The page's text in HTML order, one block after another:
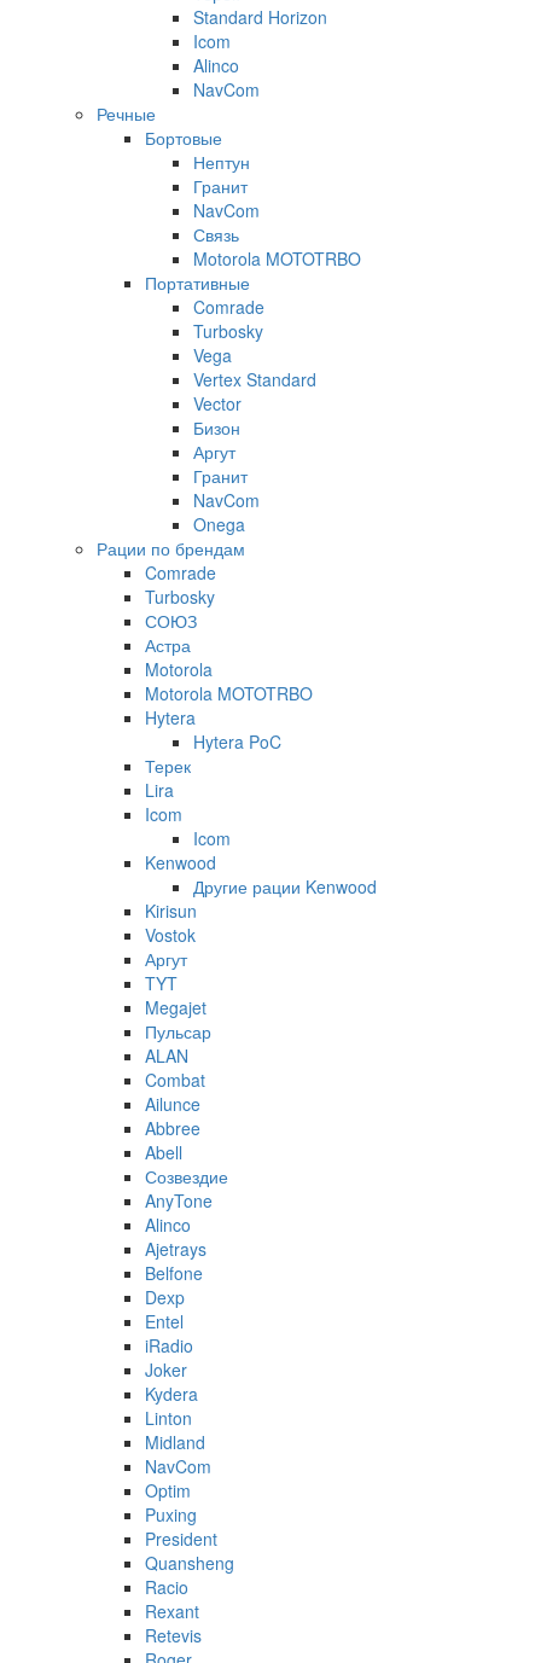
Standard Horizon
Icom
Alinco
NavCom
Речные
Бортовые
Нептун
Гранит
NavCom
Связь
Motorola MOTOTRBO
Портативные
Comrade
Turbosky
Vega
Vertex Standard
Vector
Бизон
Аргут
Гранит
NavCom
Onega
Рации по брендам
Comrade
Turbosky
СОЮЗ
Астра
Motorola
Motorola MOTOTRBO
Hytera
Hytera PoC
Терек
Lira
Icom
Icom
Kenwood
Другие рации Kenwood
Kirisun
Vostok
Аргут
TYT
Megajet
Пульсар
ALAN
Combat
Ailunce
Abbree
Abell
Созвездие
AnyTone
Alinco
Ajetrays
Belfone
Dexp
Entel
iRadio
Joker
Kydera
Linton
Midland
NavCom
Optim
Puxing
President
Quansheng
Racio
Rexant
Retevis